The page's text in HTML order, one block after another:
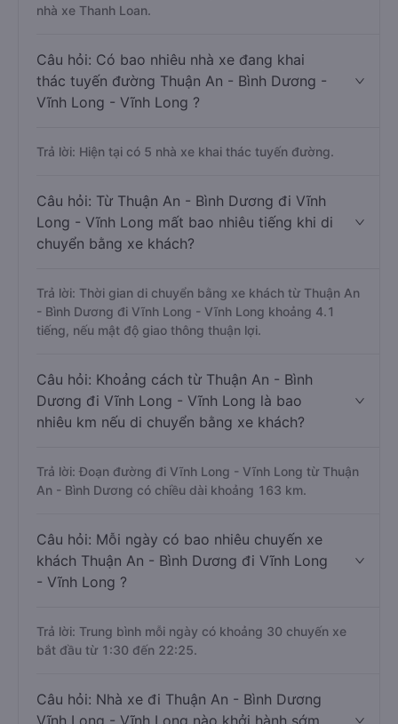
nhà xe Thanh Loan.
Câu hỏi: Có bao nhiêu nhà xe đang khai
thác tuyến đường Thuận An - Bình Dương -
Vĩnh Long - Vĩnh Long ?
Trả lời: Hiện tại có 5 nhà xe khai thác tuyến đường.
Câu hỏi: Từ Thuận An - Bình Dương đi Vĩnh
Long - Vĩnh Long mất bao nhiêu tiếng khi di
chuyển bằng xe khách?
Trả lời: Thời gian di chuyển bằng xe khách từ Thuận An
- Bình Dương đi Vĩnh Long - Vĩnh Long khoảng 4.1
tiếng, nếu mật độ giao thông thuận lợi.
Câu hỏi: Khoảng cách từ Thuận An - Bình
Dương đi Vĩnh Long - Vĩnh Long là bao
nhiêu km nếu di chuyển bằng xe khách?
Trả lời: Đoạn đường đi Vĩnh Long - Vĩnh Long từ Thuận
An - Bình Dương có chiều dài khoảng 163 km.
Câu hỏi: Mỗi ngày có bao nhiêu chuyến xe
khách Thuận An - Bình Dương đi Vĩnh Long
- Vĩnh Long ?
Trả lời: Trung bình mỗi ngày có khoảng 30 chuyến xe
bắt đầu từ 1:30 đến 22:25.
Câu hỏi: Nhà xe đi Thuận An - Bình Dương
Vĩnh Long - Vĩnh Long nào khởi hành sớm